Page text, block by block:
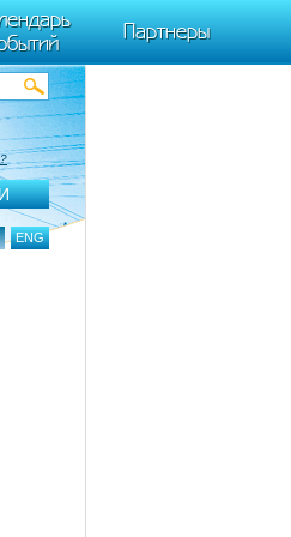
(window,
Партнеры
ENG